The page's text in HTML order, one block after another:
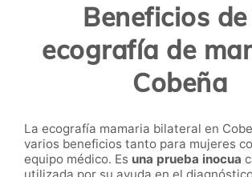
Beneficios
ecografía de
Cobeña
La ecografía mamaria bilateral en
varios beneficios tanto para mujeres
equipo médico. Es una prueba inocua